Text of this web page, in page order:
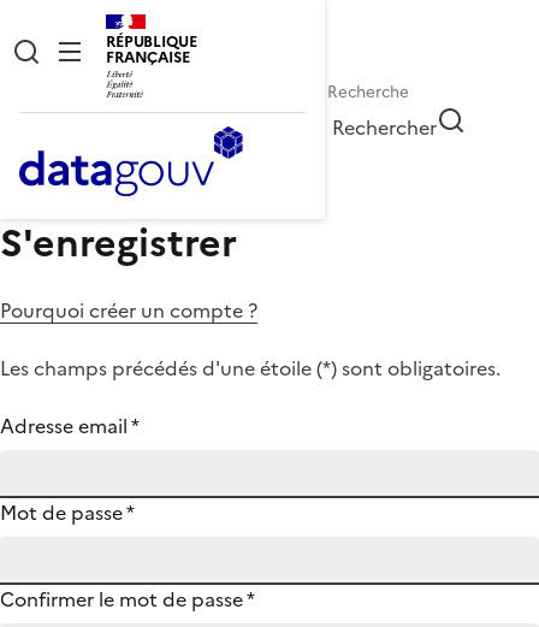
RÉPUBLIQUE
FRANÇAISE
Rechercher
S'enregistrer
Pourquoi créer un compte ?
Les champs précédés d'une étoile (*) sont obligatoires.
Adresse email*
Mot de passe*
Confirmer le mot de passe*